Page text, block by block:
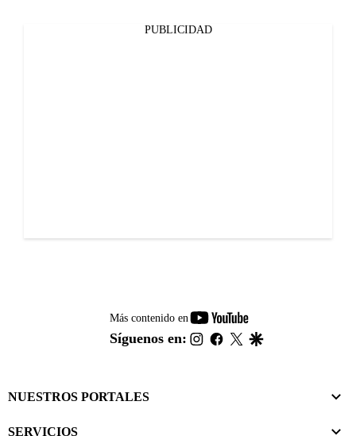
PUBLICIDAD
Más contenido en
youtube-
footer
Síguenos en: instagram
facebook
twitter
NUESTROS PORTALES
SERVICIOS